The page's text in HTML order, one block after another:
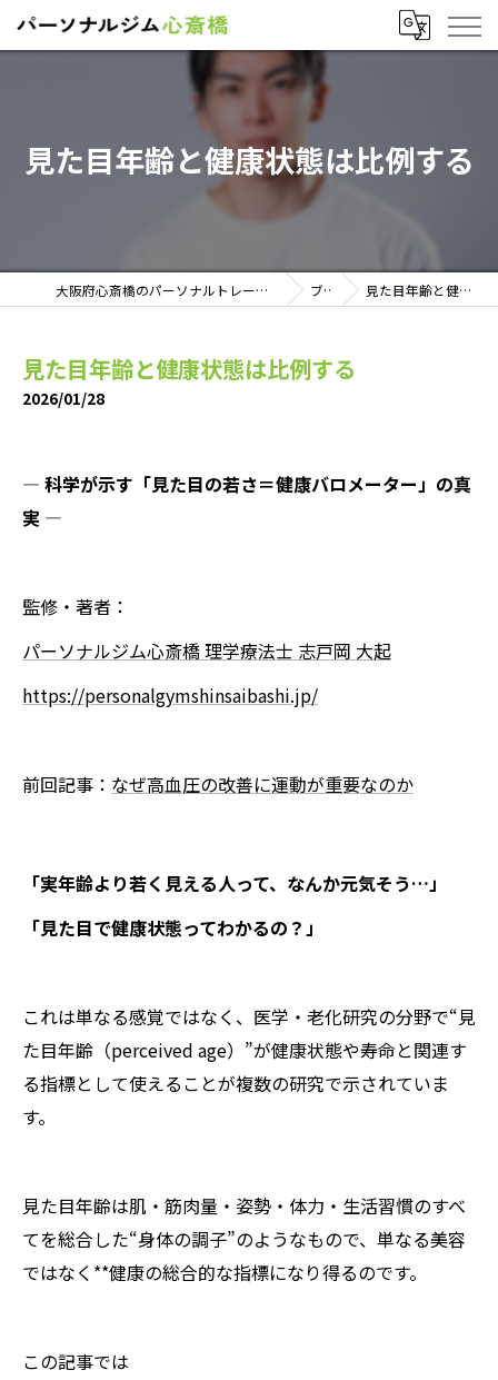
見た目年齢と健康状態は比例する
大阪府心斎橋のパーソナルトレーニングならパーソナルジム心斎橋 ブログ 見た目年齢と健康状態は比例する
見た目年齢と健康状態は比例する
2026/01/28
― 科学が示す「見た目の若さ＝健康バロメーター」の真
実 ―
監修・著者：
パーソナルジム心斎橋 理学療法士 志戸岡 大起
https://personalgymshinsaibashi.jp/
前回記事： なぜ高血圧の改善に運動が重要なのか
「実年齢より若く見える人って、なんか元気そう…」
「見た目で健康状態ってわかるの？」
これは単なる感覚ではなく、医学・老化研究の分野で“見
た目年齢（perceived age）”が健康状態や寿命と関連す
る指標として使えることが複数の研究で示されていま
す。
見た目年齢は肌・筋肉量・姿勢・体力・生活習慣のすべ
てを総合した“身体の調子”のようなもので、単なる美容
ではなく**健康の総合的な指標になり得るのです。
この記事では